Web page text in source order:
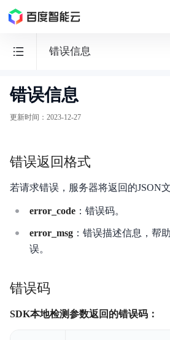
错误信息
文
字
功能发布记录
快速入门
API文档
错误信息
更新时间 ： 2023-12-27
错误返回格式
若请求错误，服务器将返回的JSON
error_code ：错误码。
error_msg ：错误描述信息，帮
误。
错误码
SDK本地检测参数返回的错误码：